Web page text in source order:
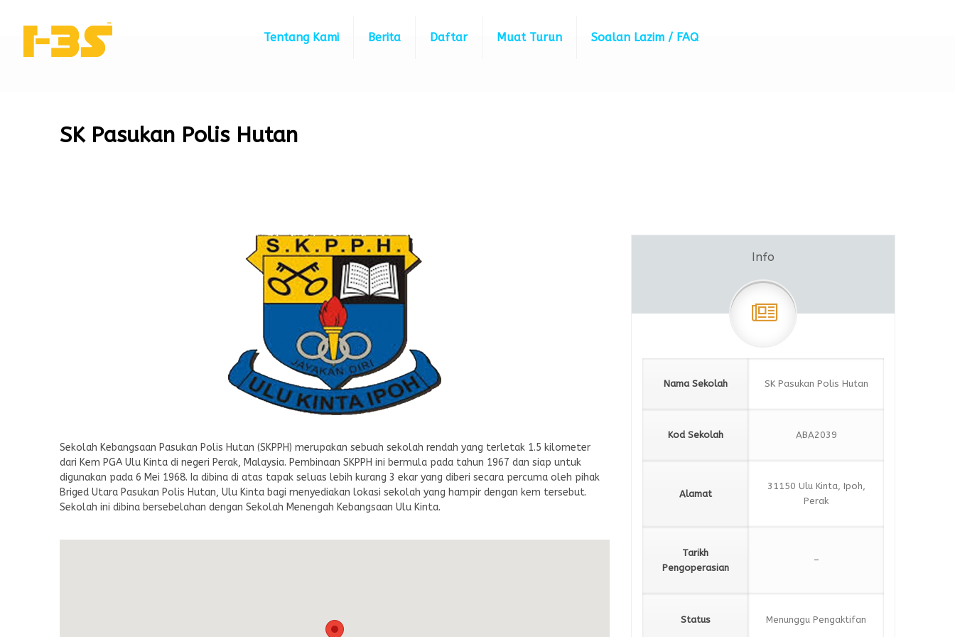
Tentang Kami Berita Daftar Muat Turun Soalan Lazim / FAQ
SK Pasukan Polis Hutan
Sekolah Kebangsaan Pasukan Polis Hutan (SKPPH) merupakan sebuah sekolah rendah yang terletak 1.5 kilometer
dari Kem PGA Ulu Kinta di negeri Perak, Malaysia. Pembinaan SKPPH ini bermula pada tahun 1967 dan siap untuk
digunakan pada 6 Mei 1968. Ia dibina di atas tapak seluas lebih kurang 3 ekar yang diberi secara percuma oleh pihak
Briged Utara Pasukan Polis Hutan, Ulu Kinta bagi menyediakan lokasi sekolah yang hampir dengan kem tersebut.
Sekolah ini dibina bersebelahan dengan Sekolah Menengah Kebangsaan Ulu Kinta.
Info
Nama Sekolah SK Pasukan Polis Hutan
Kod Sekolah ABA2039
Alamat
31150 Ulu Kinta, Ipoh,
Perak
Tarikh
Pengoperasian
–
Status Menunggu Pengaktifan